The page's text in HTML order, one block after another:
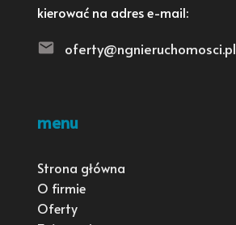
kierować na adres e-mail:
oferty@ngnieruchomosci.pl
menu
Strona główna
O firmie
Oferty